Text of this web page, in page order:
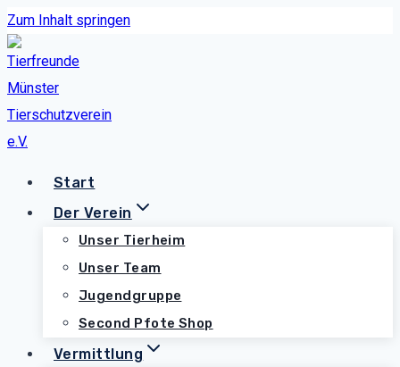
Zum Inhalt springen
Start
Der Verein
Unser Tierheim
Unser Team
Jugendgruppe
Second Pfote Shop
Vermittlung